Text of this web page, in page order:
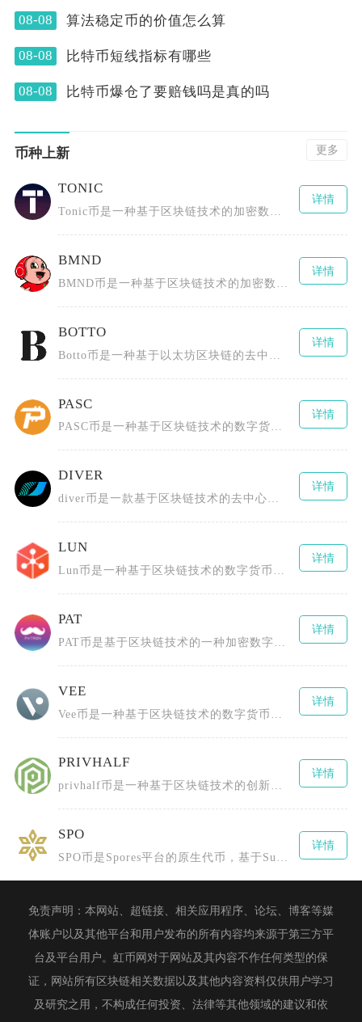
08-08 算法稳定币的价值怎么算
08-08 比特币短线指标有哪些
08-08 比特币爆仓了要赔钱吗是真的吗
币种上新 更多
TONIC
详情
BMND
详情
BOTTO
详情
PASC
PASC币是一种基于区块链技术的数字货币，全称为PascalCoin，由Albert Mo
详情
DIVER
diver币是一款基于区块链技术的去中心化数字货币，为用户提供安全、高效且低成本的数字资产
详情
LUN
详情
PAT
详情
VEE
详情
PRIVHALF
privhalf币是一种基于区块链技术的创新型数字货币，全称为0.5X长隐私指数令牌（0.
详情
SPO
详情
免责声明：本网站、超链接、相关应用程序、论坛、博客等媒
体账户以及其他平台和用户发布的所有内容均来源于第三方平
台及平台用户。虹币网对于网站及其内容不作任何类型的保
证，网站所有区块链相关数据以及其他内容资料仅供用户学习
及研究之用，不构成任何投资、法律等其他领域的建议和依